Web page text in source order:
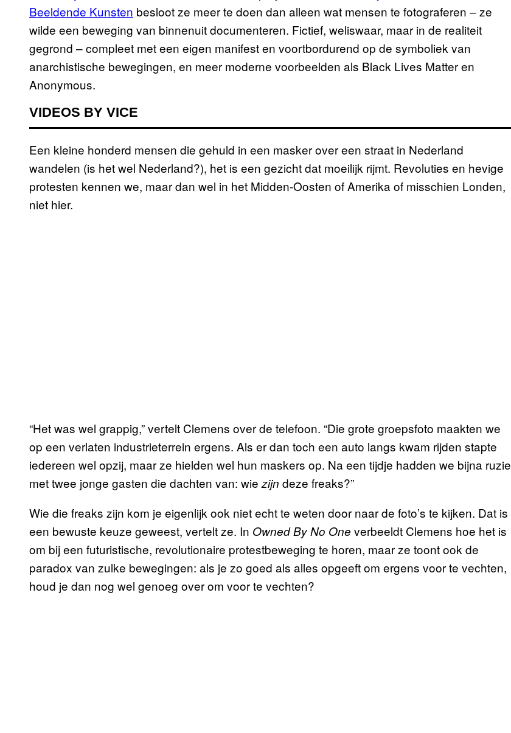
Beeldende Kunsten besloot ze meer te doen dan alleen wat mensen te fotograferen – ze
wilde een beweging van binnenuit documenteren. Fictief, weliswaar, maar in de realiteit
gegrond – compleet met een eigen manifest en voortbordurend op de symboliek van
anarchistische bewegingen, en meer moderne voorbeelden als Black Lives Matter en
Anonymous.
VIDEOS BY VICE
Een kleine honderd mensen die gehuld in een masker over een straat in Nederland
wandelen (is het wel Nederland?), het is een gezicht dat moeilijk rijmt. Revoluties en hevige
protesten kennen we, maar dan wel in het Midden-Oosten of Amerika of misschien Londen,
niet hier.
“Het was wel grappig,” vertelt Clemens over de telefoon. “Die grote groepsfoto maakten we
op een verlaten industrieterrein ergens. Als er dan toch een auto langs kwam rijden stapte
iedereen wel opzij, maar ze hielden wel hun maskers op. Na een tijdje hadden we bijna ruzie
met twee jonge gasten die dachten van: wie zijn deze freaks?”
Wie die freaks zijn kom je eigenlijk ook niet echt te weten door naar de foto’s te kijken. Dat is
een bewuste keuze geweest, vertelt ze. In Owned By No One verbeeldt Clemens hoe het is
om bij een futuristische, revolutionaire protestbeweging te horen, maar ze toont ook de
paradox van zulke bewegingen: als je zo goed als alles opgeeft om ergens voor te vechten,
houd je dan nog wel genoeg over om voor te vechten?